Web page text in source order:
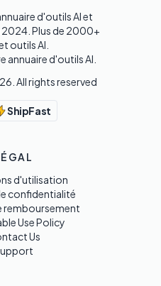
d'outils AI et
Plus de 2000+
outils AI.
annuaire d'outils AI.
. All rights reserved
ShipFast
d'utilisation
confidentialité
remboursement
Use Policy
Us